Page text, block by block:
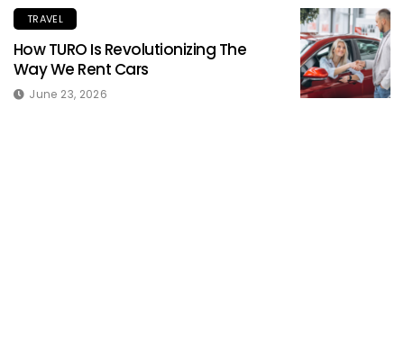
TRAVEL
How TURO Is Revolutionizing The
Way We Rent Cars
June 23, 2026